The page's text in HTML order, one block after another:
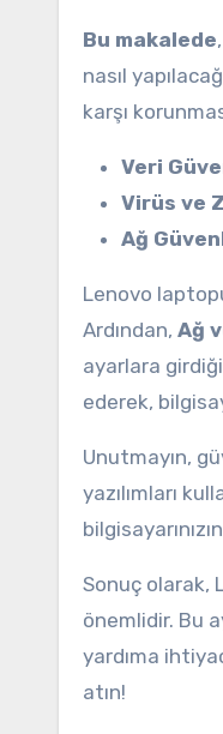
Bu makalede
nasıl
karşı
Veri
Virüs ve
Ağ
Lenovo
Ardından, Ağ
ayarlara
ederek,
Unutmayın,
yazılımları
Sonuç olarak,
önemlidir. Bu
yardıma
atın!